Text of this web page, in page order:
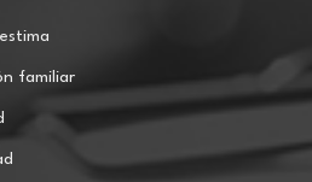
familiar